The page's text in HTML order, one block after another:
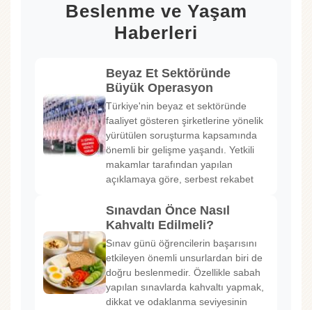
Beslenme ve Yaşam
Haberleri
Beyaz Et Sektöründe
Büyük Operasyon
Türkiye'nin beyaz et sektöründe
faaliyet gösteren şirketlerine yönelik
yürütülen soruşturma kapsamında
önemli bir gelişme yaşandı. Yetkili
makamlar tarafından yapılan
açıklamaya göre, serbest rekabet
Sınavdan Önce Nasıl
Kahvaltı Edilmeli?
Sınav günü öğrencilerin başarısını
etkileyen önemli unsurlardan biri de
doğru beslenmedir. Özellikle sabah
yapılan sınavlarda kahvaltı yapmak,
dikkat ve odaklanma seviyesinin